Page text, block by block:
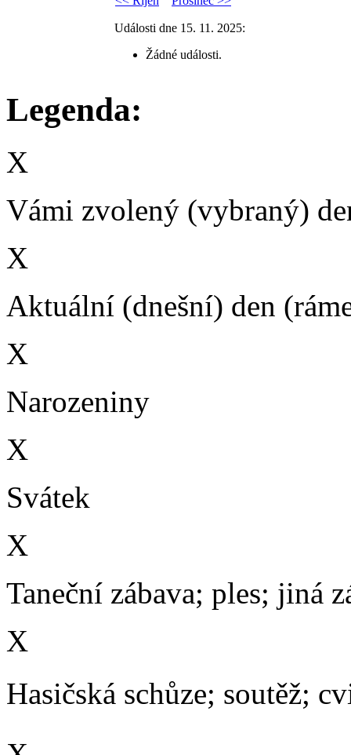
Události dne 15. 11. 2025:
Žádné události.
Legenda:
X
Vámi zvolený (vybraný)
X
Aktuální (dnešní) den
X
Narozeniny
X
Svátek
X
Taneční zábava; ples; jiná
X
Hasičská schůze; soutěž;